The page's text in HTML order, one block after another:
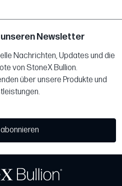
Newsletter
Nachrichten, Updates und die
von StoneX Bullion.
über unsere Produkte und